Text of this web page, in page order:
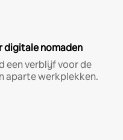
digitale nomaden
een verblijf voor de
aparte werkplekken.